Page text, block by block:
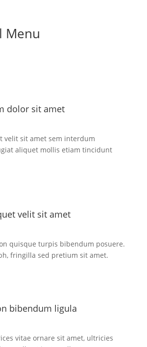
Menu
dolor sit amet
velit sit amet sem interdum
aliquet mollis etiam tincidunt
velit sit amet
quisque turpis bibendum posuere.
fringilla sed pretium sit amet.
bibendum ligula
vitae ornare sit amet, ultricies